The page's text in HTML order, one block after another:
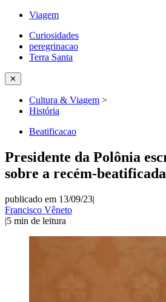
Viagem
Curiosidades
peregrinacao
Terra Santa
✕
Cultura & Viagem >
História
Beatificacao
Presidente da Polônia
sobre a recém-
publicado em 13/09/23|
Francisco Vêneto
|5 min de leitura